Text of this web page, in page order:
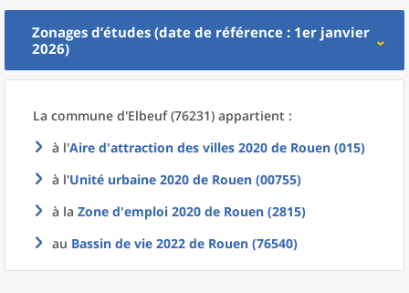
Zonages d’études (date de référence : 1er janvier
2026)
La commune d'Elbeuf (76231) appartient :
à l'Aire d'attraction des villes 2020 de Rouen (015)
à l'Unité urbaine 2020 de Rouen (00755)
à la Zone d'emploi 2020 de Rouen (2815)
au Bassin de vie 2022 de Rouen (76540)